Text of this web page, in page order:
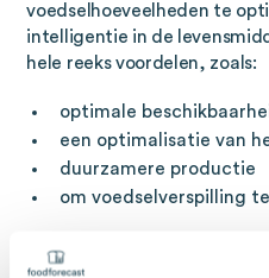
voedselhoeveelheden te
intelligentie in de
hele reeks voordelen, zoals:
optimale
een optimalisatie van
duurzamere productie
om voedselverspilling
efficiëntie van de